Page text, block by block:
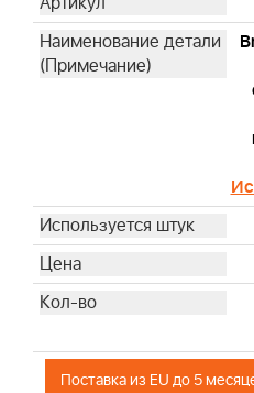
Поставка из EU до 5